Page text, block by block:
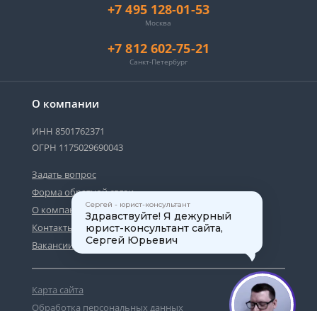
О компании
ИНН 8501762371
ОГРН 1175029690043
Задать вопрос
Форма обратной связи
О компании
Контакты
Вакансии
Карта сайта
Обработка персональных данных
+7 495 128-01-53
Москва
+7 812 602-75-21
Санкт-Петербург
1
Сергей - юрист-консультант
Здравствуйте! Я дежурный
юрист-консультант сайта,
Сергей Юрьевич